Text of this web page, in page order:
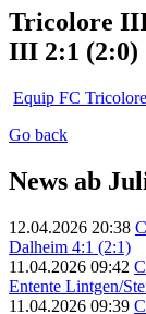
Tricolore
III 2:1 (2:0)
Equip FC Tricolore
Go back
News ab
12.04.2026 20:38
Dalheim 4:1 (2:1)
11.04.2026 09:42
Entente Lintgen/
11.04.2026 09:39